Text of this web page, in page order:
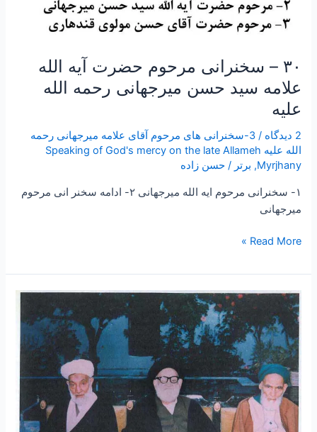
۳۰ – سخنرانی مرحوم حضرت آیه الله
علامه سید حسن میرجهانی رحمه الله
علیه
2 دیدگاه / 3-سخنرانی های مرحوم آقای علامه میرجهانی رحمه
الله علیه Speaking of God's mercy on the late Allameh
Myrjhany
, برتر /حسن زاده
۱- سخنرانی مرحوم ایه الله میرجهانی ۲- ادامه سخنر انی مرحوم
میرجهانی
Read More »
۱۱
–
سخنرانی
مرحوم
حضرت
آیه
الله
علامه